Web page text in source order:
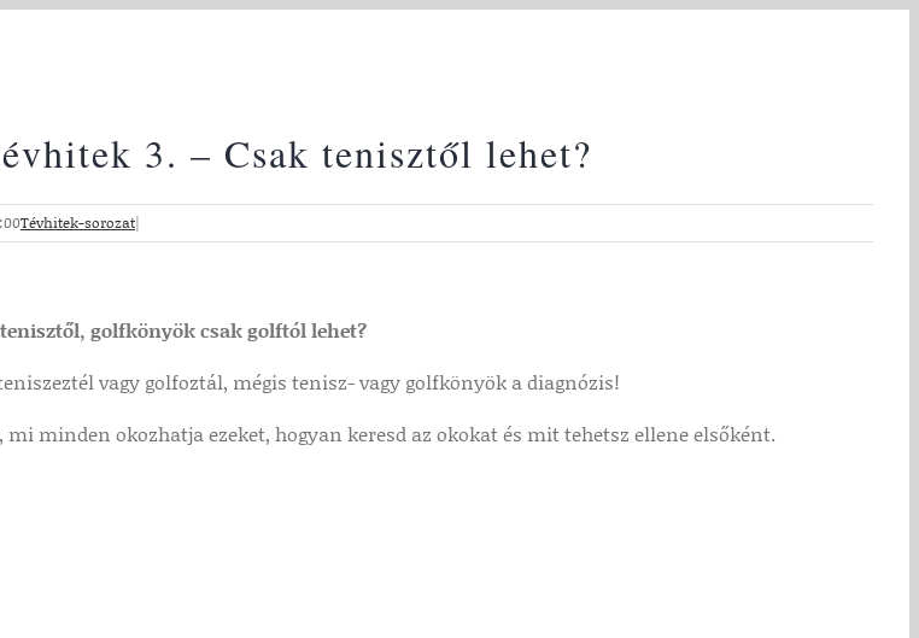
3. – Csak tenisztől lehet?
Tévhitek-sorozat|
golfkönyök csak golftól lehet?
vagy golfoztál, mégis tenisz- vagy golfkönyök a diagnózis!
minden okozhatja ezeket, hogyan keresd az okokat és mit tehetsz ellene elsőként.